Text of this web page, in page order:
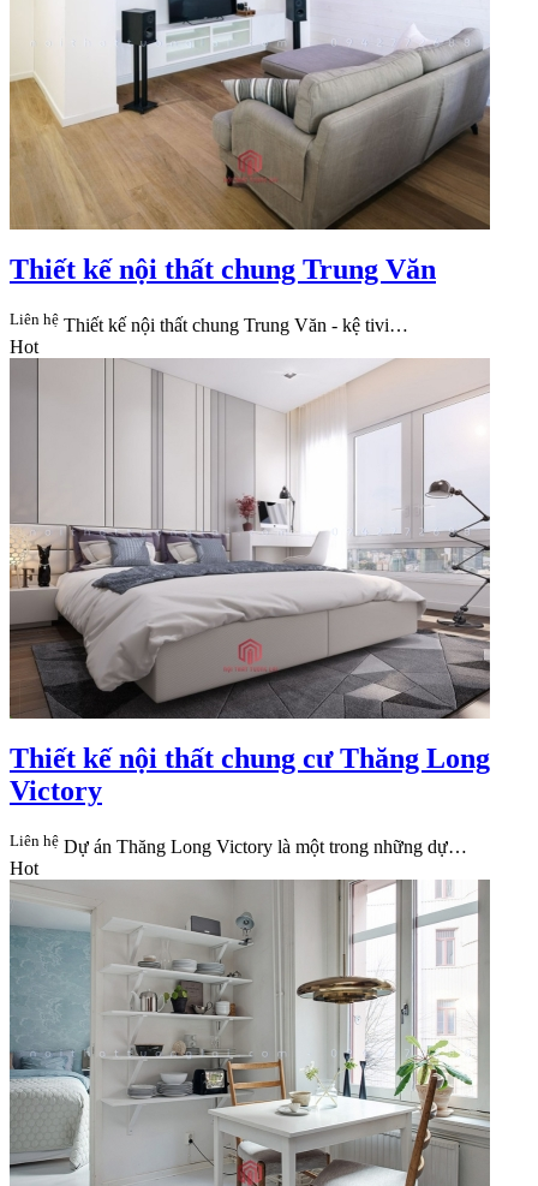
Thiết kế nội thất chung Trung Văn
Liên hệ Thiết kế nội thất chung Trung Văn - kệ tivi…
Hot
Thiết kế nội thất chung cư Thăng Long
Victory
Liên hệ Dự án Thăng Long Victory là một trong những dự…
Hot